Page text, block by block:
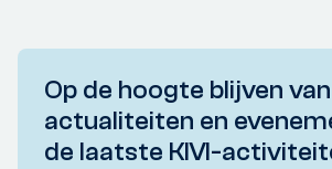
Op de hoogte blijven
actualiteiten en
de laatste KIVI-